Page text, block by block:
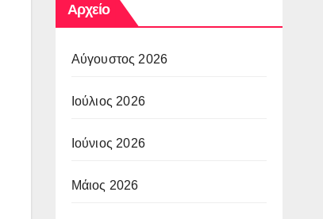
Αρχείο
Αύγουστος 2026
Ιούλιος 2026
Ιούνιος 2026
Μάιος 2026